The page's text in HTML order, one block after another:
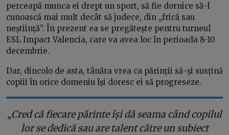
perceapă munca ei drept un sport, să fie dornice să-l
cunoască mai mult decât să judece, din „frică sau
neștiință”. În prezent ea se pregătește pentru turneul
ESL Impact Valencia, care va avea loc în perioada 8-10
decembrie.
Dar, dincolo de asta, tânăra vrea ca părinții să-și susțină
copiii în orice domeniu își doresc ei să progreseze.
„Cred că fiecare părinte își dă seama când copilul
lor se dedică sau are talent către un subiect